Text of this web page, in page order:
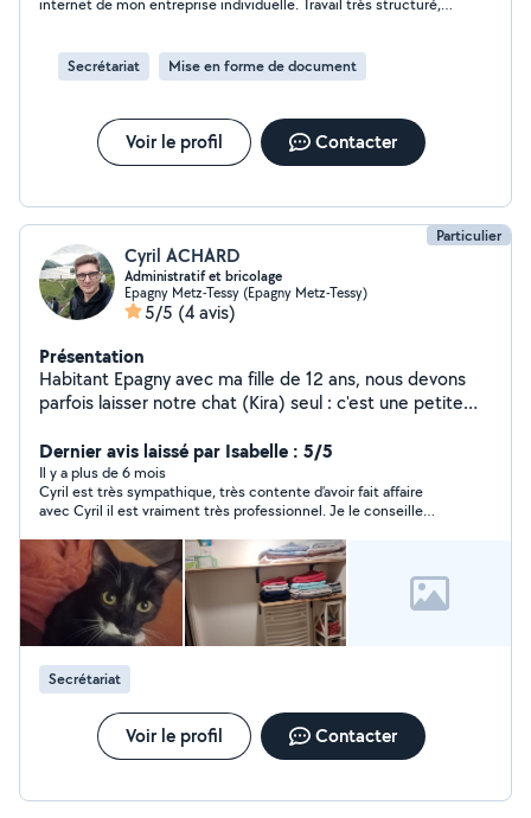
internet de mon entreprise individuelle. Travail très structuré,
rapport final. Je recommande Romain pour son expertise sur le
sujet, en sachant s'adapter à ma demande particulière Le travail
Secrétariat Mise en forme de document
Voir le profil Contacter
Particulier
Cyril ACHARD
Administratif et bricolage
Epagny Metz-Tessy (Epagny Metz-Tessy)
5/5 (4 avis)
Présentation
Habitant Epagny avec ma fille de 12 ans, nous devons
parfois laisser notre chat (Kira) seul : c'est une petite
ailleurs, je peux vous accompagner de manière
professionnelle et rassurante pour vos démarches : -
CAF, impôts, MDPH, retraite, CV, lettres , aide
informatiques, organisation de papiers - montage de
meubles, petites manutentions et entretiens
Dernier avis laissé par Isabelle : 5/5
Il y a plus de 6 mois
Cyril est très sympathique, très contente d’avoir fait affaire
avec Cyril il est vraiment très professionnel. Je le conseille
Secrétariat
Voir le profil Contacter